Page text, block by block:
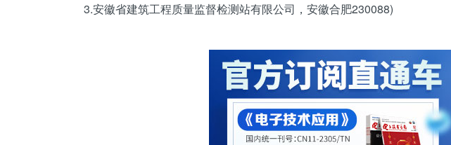
3.安徽省建筑工程质量监督检测站有限公司，安徽合肥230088)